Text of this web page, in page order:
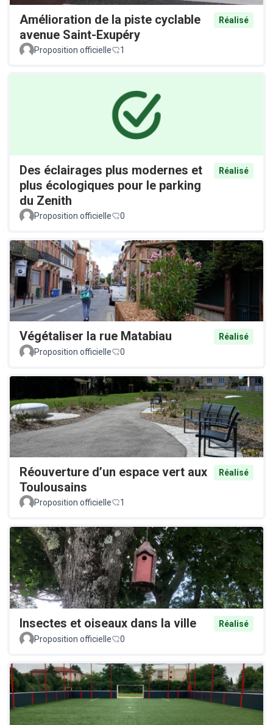
Amélioration de la piste cyclable
avenue Saint-Exupéry
Réalisé
Proposition officielle 1
Des éclairages plus modernes et
plus écologiques pour le parking
du Zenith
Réalisé
Proposition officielle 0
Végétaliser la rue Matabiau
Réalisé
Proposition officielle
0
Réouverture d’un espace vert aux
Toulousains
Réalisé
Proposition officielle 1
Insectes et oiseaux dans la ville
Réalisé
Proposition officielle
0